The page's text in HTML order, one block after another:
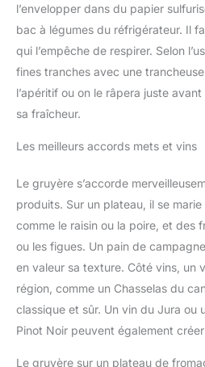
l’envelopper dans du papier
bac à légumes du réfrigérateur. Il
qui l’empêche de respirer. Selon
fines tranches avec une
l’apéritif ou on le râpera juste
sa fraîcheur.
Les meilleurs accords mets et vins
Le gruyère s’accorde
produits. Sur un plateau, il se
comme le raisin ou la poire, et des
ou les figues. Un pain de
en valeur sa texture. Côté vins, un
région, comme un Chasselas du
classique et sûr. Un vin du Jura ou
Pinot Noir peuvent également
Le gruyère sur un plateau de